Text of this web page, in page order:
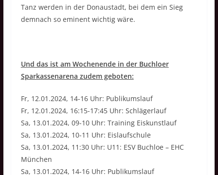
Tanz werden in der Donaustadt, bei dem ein Sieg
demnach so eminent wichtig wäre.
Und das ist am Wochenende in der Buchloer
Sparkassenarena zudem geboten:
Fr, 12.01.2024, 14-16 Uhr: Publikumslauf
Fr, 12.01.2024, 16:15-17:45 Uhr: Schlägerlauf
Sa, 13.01.2024, 09-10 Uhr: Training Eiskunstlauf
Sa, 13.01.2024, 10-11 Uhr: Eislaufschule
Sa, 13.01.2024, 11:30 Uhr: U11: ESV Buchloe – EHC
München
Sa, 13.01.2024, 14-16 Uhr: Publikumslauf